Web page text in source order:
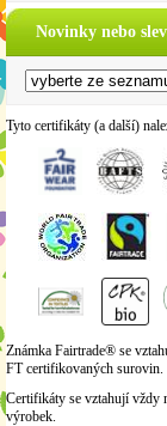
Novinky nebo
Tyto certifikáty (a další)
Známka Fairtrade® se
FT certifikovaných surovin.
Certifikáty se vztahují vždy
výrobek.